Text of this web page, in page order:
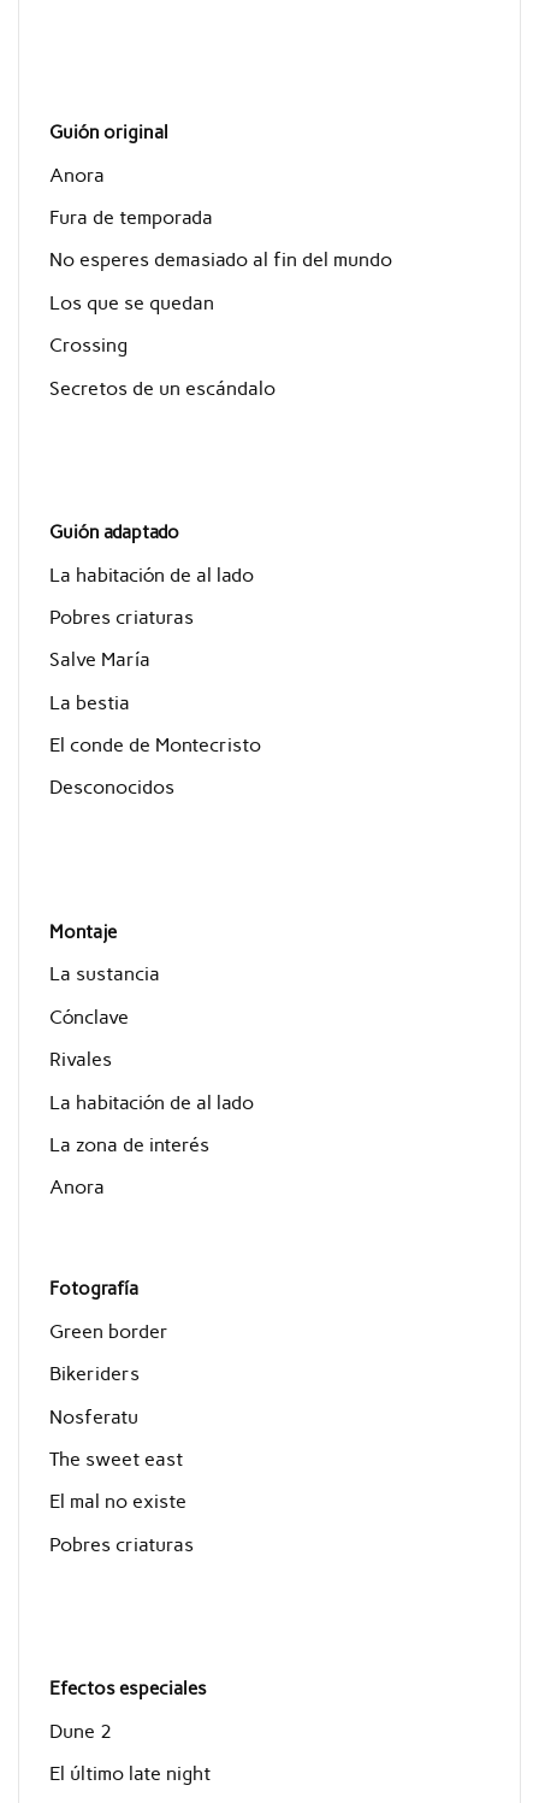
Guión original
Anora
Fura de temporada
No esperes demasiado al fin del mundo
Los que se quedan
Crossing
Secretos de un escándalo
Guión adaptado
La habitación de al lado
Pobres criaturas
Salve María
La bestia
El conde de Montecristo
Desconocidos
Montaje
La sustancia
Cónclave
Rivales
La habitación de al lado
La zona de interés
Anora
Fotografía
Green border
Bikeriders
Nosferatu
The sweet east
El mal no existe
Pobres criaturas
Efectos especiales
Dune 2
El último late night